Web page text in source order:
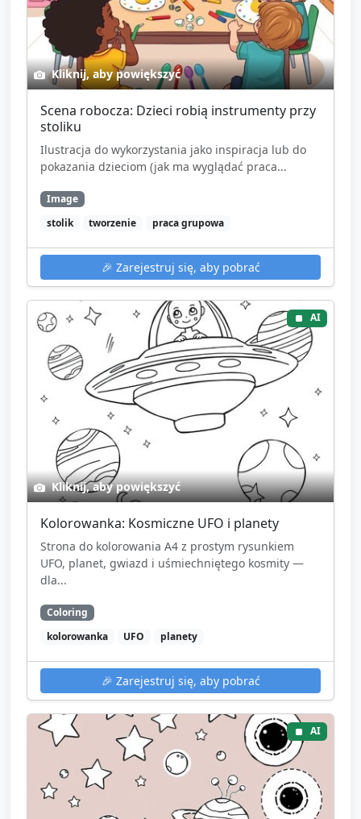
Kliknij, aby powiększyć
Scena robocza: Dzieci robią instrumenty przy
stoliku
Ilustracja do wykorzystania jako inspiracja lub do
pokazania dzieciom (jak ma wyglądać praca...
Image
stolik
tworzenie praca grupowa
🎉 Zarejestruj się, aby pobrać
AI
Kliknij, aby powiększyć
Kolorowanka: Kosmiczne UFO i planety
Strona do kolorowania A4 z prostym rysunkiem
UFO, planet, gwiazd i uśmiechniętego kosmity —
dla...
Coloring
kolorowanka
UFO planety
🎉 Zarejestruj się, aby pobrać
AI